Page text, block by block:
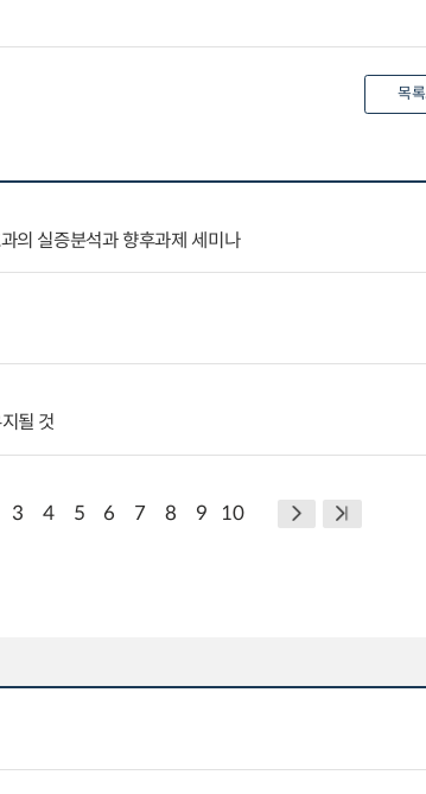
목록
의 실증분석과 향후과제 세미나
될 것
3 4 5 6 7 8 9 10